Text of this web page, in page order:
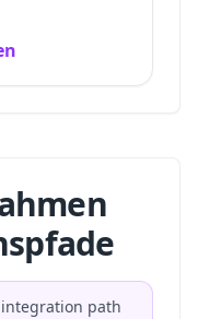
integration path